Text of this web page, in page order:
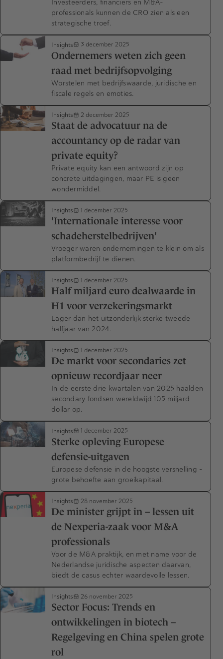
Investeerders, financiers en M&A-
professionals kunnen de CRO zien als een
strategische troef.
Insights 3 december 2025
Ondernemers weten zich geen
raad met bedrijfsopvolging
Worstelen met bedrijfswaarde, juridische en
fiscale regels en emoties.
Insights 2 december 2025
Staat de advocatuur na de
accountancy op de radar van
private equity?
Private equity kan een antwoord zijn op
concrete uitdagingen, maar PE is geen
wondermiddel.
Insights 1 december 2025
'Internationale interesse voor
schadeherstelbedrijven'
Vroeger waren ondernemingen te klein om als
platformbedrijf te dienen.
Insights 1 december 2025
Half miljard euro dealwaarde in
H1 voor verzekeringsmarkt
Lager dan het uitzonderlijk sterke tweede
halfjaar van 2024.
Insights 1 december 2025
De markt voor secondaries zet
opnieuw recordjaar neer
In de eerste drie kwartalen van 2025 haalden
secondary fondsen wereldwijd 105 miljard
dollar op.
Insights 1 december 2025
Sterke opleving Europese
defensie-uitgaven
Europese defensie in de hoogste versnelling –
grote behoefte aan groeikapitaal.
Insights 28 november 2025
De minister grijpt in – lessen uit
de Nexperia-zaak voor M&A
professionals
Voor de M&A praktijk, en met name voor de
Nederlandse juridische aspecten daarvan,
biedt de casus echter waardevolle lessen.
Insights 26 november 2025
Sector Focus: Trends en
ontwikkelingen in biotech –
Regelgeving en China spelen grote
rol